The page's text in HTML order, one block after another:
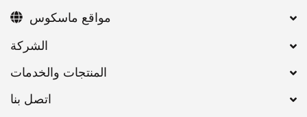
اتصل بنا
مواقع ماسكوس